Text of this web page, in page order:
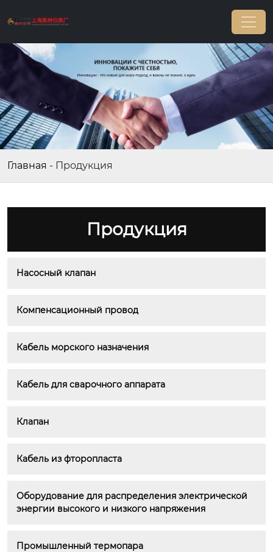
Главная - Продукция
Продукция
Насосный клапан
Компенсационный провод
Кабель морского назначения
Кабель для сварочного аппарата
Клапан
Кабель из фторопласта
Оборудование для распределения электрической
энергии высокого и низкого напряжения
Промышленный термопара